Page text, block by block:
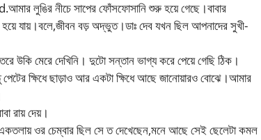
লুঙির নীচে সাপের ফোঁসফোসানি শুরু হয়ে গেছে।বাবার
হয়ে যায়।বলে,জীবন বড় অদ্ভুত।ডাঃ দেব যখন ছিল আপনাদের সুখী-
উকি মেরে দেখিনি। দুটো সন্তান ভাগ্য করে পেয়ে গেছি ঠিক।
ক্ষিধে ছাড়াও আর একটা ক্ষিধে আছে জানোয়ারও বোঝে।আমার
রায় দেয়।
ওর চেম্বার ছিল সে ত দেখেছেন,মনে আছে সেই ছেলেটা কমল